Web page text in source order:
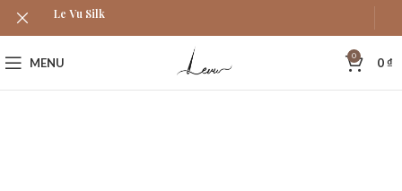
MENU 0 0₫
Le Vu Silk